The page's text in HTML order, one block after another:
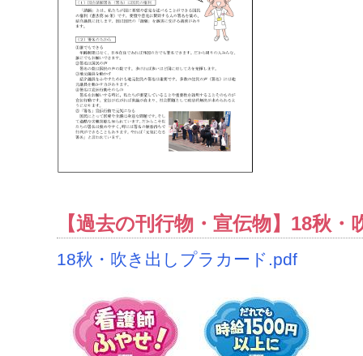
【過去の刊行物・宣伝物】18秋
18秋・吹き出しプラカード.pdf